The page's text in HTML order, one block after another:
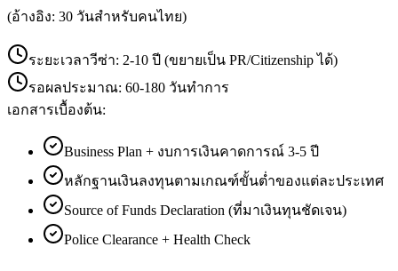
(อ้างอิง: 30 วันสำหรับคนไทย)
ระยะเวลาวีซ่า: 2-10 ปี (ขยายเป็น PR/Citizenship ได้)
รอผลประมาณ: 60-180 วันทำการ
เอกสารเบื้องต้น:
Business Plan + งบการเงินคาดการณ์ 3-5 ปี
หลักฐานเงินลงทุนตามเกณฑ์ขั้นต่ำของแต่ละประเทศ
Source of Funds Declaration (ที่มาเงินทุนชัดเจน)
Police Clearance + Health Check